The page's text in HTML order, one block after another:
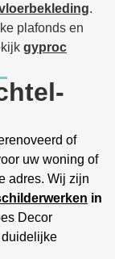
.
plafonds en
gyproc
of
uw woning of
adres. Wij zijn
in
Decor
duidelijke